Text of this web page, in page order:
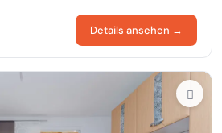
Details ansehen →